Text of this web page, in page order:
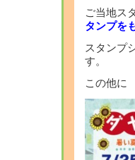
ご当地ス
タンプを
スタンプ
す。
この他に